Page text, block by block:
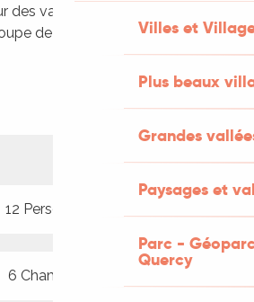
Villes et
Plus beaux
Grandes
Paysages et
Parc -
Quercy
des vacances en famille ou
de 12 personnes avec des
12 Personne(s)
6 Chambre(s)